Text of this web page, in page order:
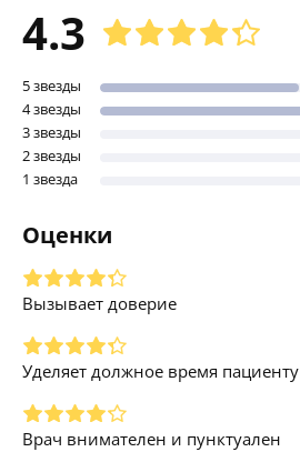
4.3
5 звезды
4 звезды
3 звезды
2 звезды
1 звезда
Оценки
Вызывает доверие
Уделяет должное время пациенту
Врач внимателен и пунктуален